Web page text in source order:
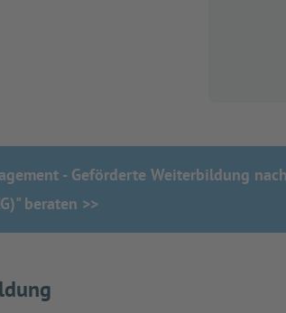
- Geförderte Weiterbildung nach
beraten >>